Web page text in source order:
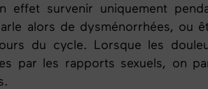
effet survenir uniquement
alors de dysménorrhées, ou
du cycle. Lorsque les
par les rapports sexuels, on